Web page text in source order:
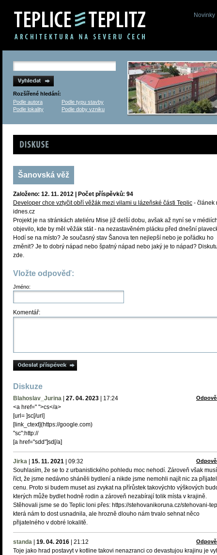
Novinky
Rozšířené hledání:
Podle autora
Podle typu stavby
Podle lokality
Podle doby vzniku
Diskuse
Šanovská věž
Založeno: 12. 11. 2012 | Počet příspěvků: 94
Developer chce vztyčit obří věžák mezi vilami u lázeňské části Teplic - článek
idnes.cz
Projekt je na stránkách ateliéru Mise již delší dobu, avšak až nyní se v
objevilo, kde by měl věžák stát - na nezastavěném plácku před dnešní
Hodí se na místo? Je současný stav Šanova ten nejlepší nebo je pořádku ho
změnit? Je to dobrý nápad nebo špatný nápad nebo jaký je to nápad?
zde.
Vložte odpověď:
Jméno:
Komentář:
Diskuze
Blahoslav_Jurina 27. 04. 2023 17:24
<a href=" ">cs</a>
[url= ]sc[/url]
[link_сtext](https://google.com)
"sc":http://
[a href="sdd"]sd[/a]
Jirka 15. 11. 2021 09:32
Souhlasím, že se to z urbanistického pohledu moc nehodí. Zároveň však
říct, že jsme nedávno sháněli bydlení a nikde jsme nemohli najít nic za
cenu. Proto si budem muset asi zvykat na přírůstek takovýchto výškových
kterých může bydlet hodně rodin a zároveň nezabírají tolik místa v krajině.
Stěhovali jsme se do Teplic loni přes: https://stehovanikoruna.cz/stehovani-
která nám to dost usnadnila, ale hrozně dlouho nám trvalo sehnat něco
přijatelného v dobré lokalitě.
standa 19. 04. 2016 21:12
Toje jako hrad postavyt v kotline takovi nenazranci co devastujou krajinu je